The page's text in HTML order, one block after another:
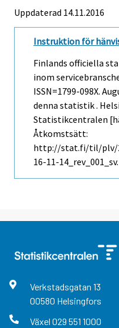
Uppdaterad 14.11.2016
Instruktion för
Finlands officiella
inom
ISSN=1799-098X.
denna statistik .
Statistikcentralen
Åtkomstsätt:
http://stat.fi/til/plv/
16-11-
Verkstadsgatan 13
00580 Helsingfors
Växel 029 551 1000